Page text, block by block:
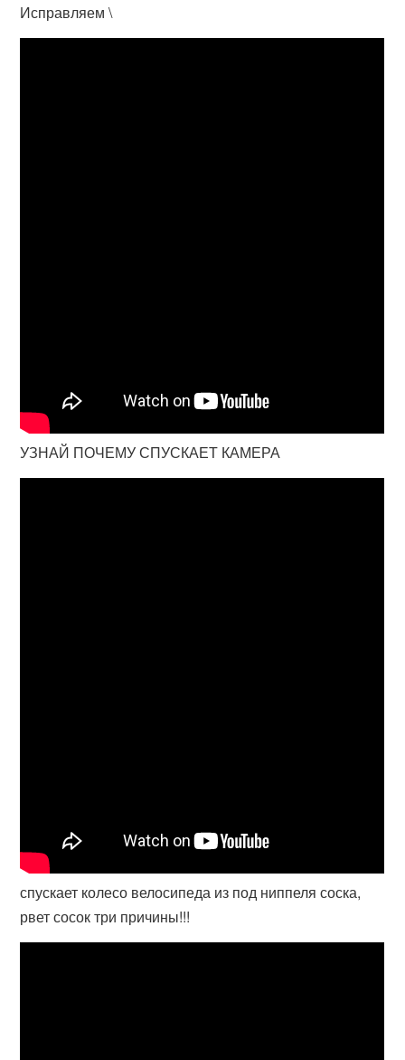
Исправляем \
УЗНАЙ ПОЧЕМУ СПУСКАЕТ КАМЕРА
спускает колесо велосипеда из под ниппеля соска,
рвет сосок три причины!!!